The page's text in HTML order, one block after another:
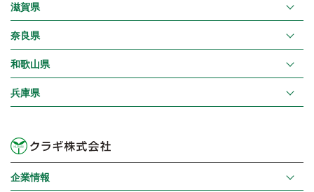
滋賀県
奈良県
和歌山県
兵庫県
企業情報